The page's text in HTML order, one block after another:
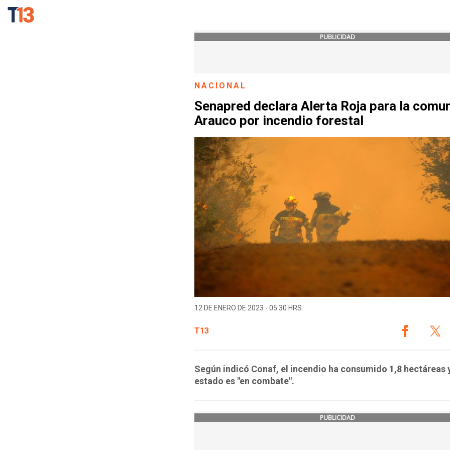
PUBLICIDAD
NACIONAL
Senapred declara Alerta Roja para la
Arauco por incendio forestal
12 DE ENERO DE 2023 - 05:30 HRS.
T13
Según indicó Conaf, el incendio ha consumido 1,8 hectáreas
estado es "en combate".
PUBLICIDAD